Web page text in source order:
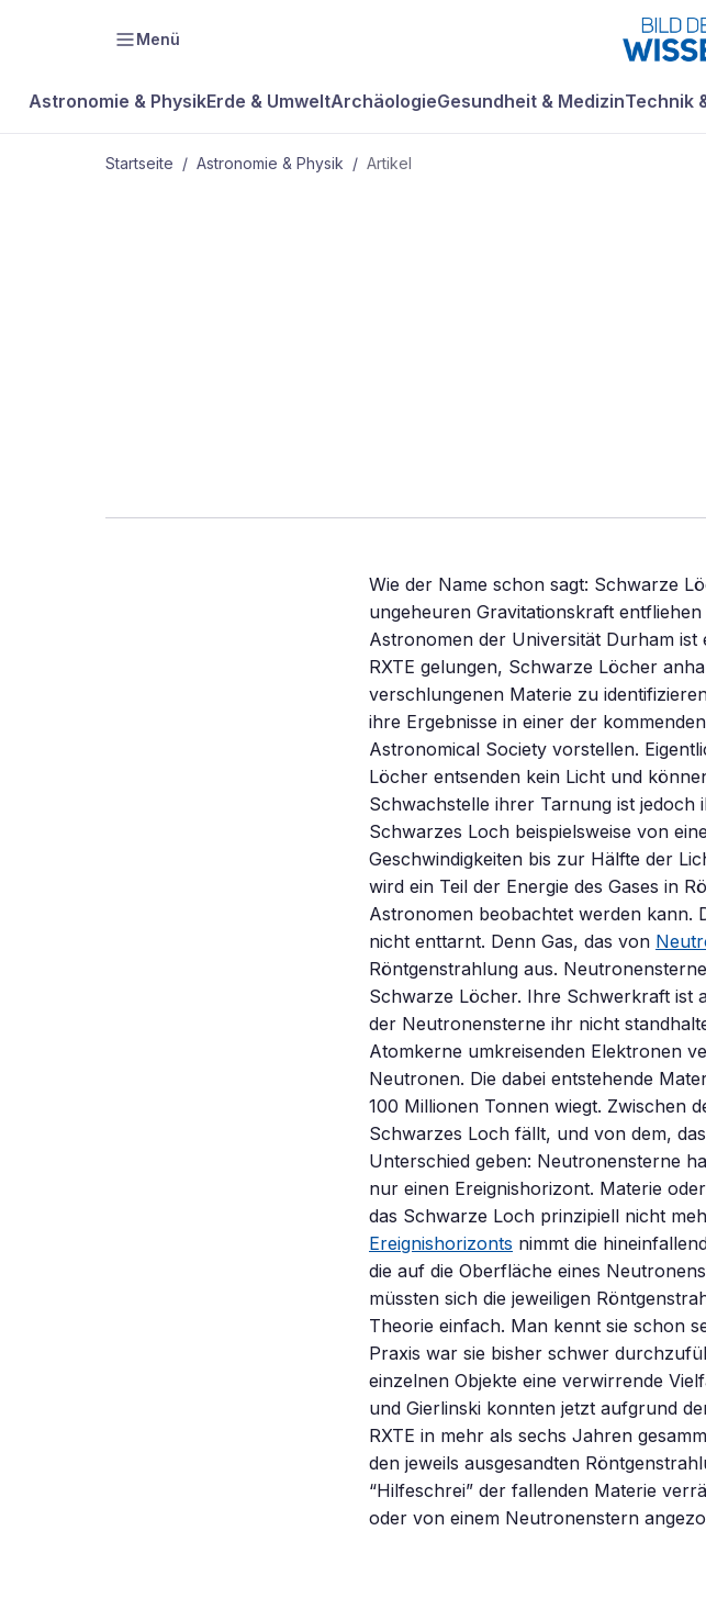
Menü
Astronomie & PhysikErde & UmweltArchäologieGesundheit & MedizinTechnik
Startseite / Astronomie & Physik / Artikel
Wie der Name schon sagt: Schwarze
ungeheuren Gravitationskraft
Astronomen der Universität Durham ist
RXTE gelungen, Schwarze Löcher
verschlungenen Materie zu
ihre Ergebnisse in einer der
Astronomical Society vorstellen.
Löcher entsenden kein Licht und
Schwachstelle ihrer Tarnung ist jedoch
Schwarzes Loch beispielsweise von
Geschwindigkeiten bis zur Hälfte der
wird ein Teil der Energie des Gases in
Astronomen beobachtet werden kann.
nicht enttarnt. Denn Gas, das von
Röntgenstrahlung aus.
Schwarze Löcher. Ihre Schwerkraft ist
der Neutronensterne ihr nicht
Atomkerne umkreisenden Elektronen
Neutronen. Die dabei entstehende
100 Millionen Tonnen wiegt. Zwischen
Schwarzes Loch fällt, und von dem,
Unterschied geben: Neutronensterne
nur einen Ereignishorizont. Materie
das Schwarze Loch prinzipiell nicht
Ereignishorizonts nimmt die
die auf die Oberfläche eines
müssten sich die jeweiligen
Theorie einfach. Man kennt sie schon
Praxis war sie bisher schwer
einzelnen Objekte eine verwirrende
und Gierlinski konnten jetzt aufgrund
RXTE in mehr als sechs Jahren
den jeweils ausgesandten
“Hilfeschrei” der fallenden Materie
oder von einem Neutronenstern